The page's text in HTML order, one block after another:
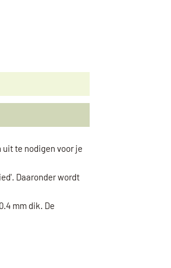
te nodigen voor je
Daaronder wordt
mm dik. De